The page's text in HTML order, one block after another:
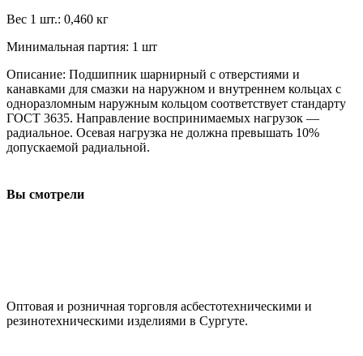
Вес 1 шт.: 0,460 кг
Минимальная партия: 1 шт
Описание: Подшипник шарнирный с отверстиями и
канавками для смазки на наружном и внутреннем кольцах с
одноразломным наружным кольцом соответствует стандарту
ГОСТ 3635. Направление воспринимаемых нагрузок —
радиальное. Осевая нагрузка не должна превышать 10%
допускаемой радиальной.
Вы смотрели
Оптовая и розничная торговля асбестотехническими и
резинотехническими изделиями в Сургуте.